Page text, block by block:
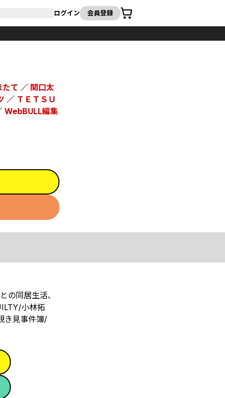
ログイン 会員登録
カート
たて ／ 関口太
／ ＴＥＴＳＵ
WebBULL編集
の同居生活、
小林拓
き見事件簿/